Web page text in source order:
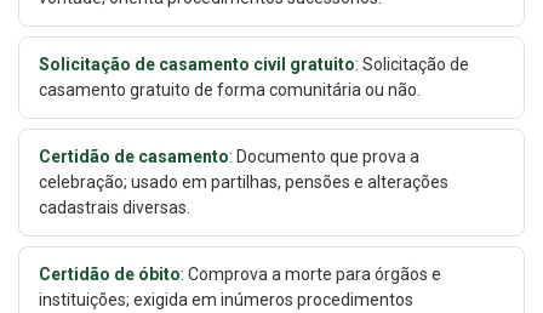
Solicitação de casamento civil gratuito: Solicitação de
casamento gratuito de forma comunitária ou não.
Certidão de casamento: Documento que prova a
celebração; usado em partilhas, pensões e alterações
cadastrais diversas.
Certidão de óbito: Comprova a morte para órgãos e
instituições; exigida em inúmeros procedimentos